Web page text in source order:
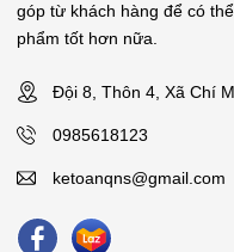
góp từ khách hàng để có
phẩm tốt hơn nữa.
Đội 8, Thôn 4, Xã Chí
0985618123
ketoanqns@gmail.com